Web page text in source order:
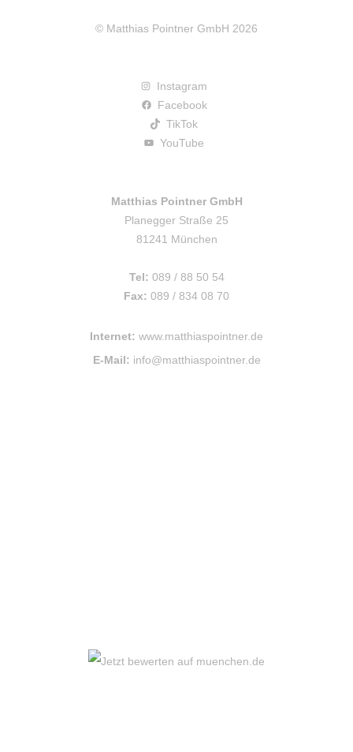
© Matthias Pointner GmbH 2026
Instagram
Facebook
TikTok
YouTube
Matthias Pointner GmbH
Planegger Straße 25
81241 München
Tel: 089 / 88 50 54
Fax: 089 / 834 08 70
Internet: www.matthiaspointner.de
E-Mail: info@matthiaspointner.de